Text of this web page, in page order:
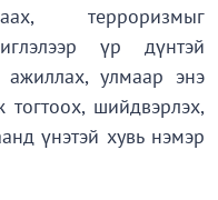
терроризмыг
үр дүнтэй
улмаар энэ
шийдвэрлэх,
үнэтэй хувь нэмэр